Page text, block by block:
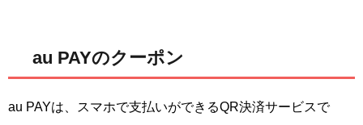
au PAYのクーポン
au PAYは、スマホで支払いができるQR決済サービスで